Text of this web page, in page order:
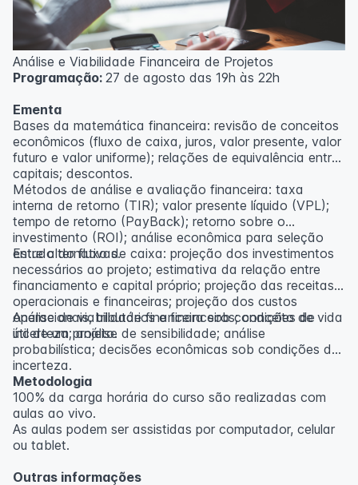
Análise e Viabilidade Financeira de Projetos
Programação: 27 de agosto das 19h às 22h
Ementa
Bases da matemática financeira: revisão de conceitos
econômicos (fluxo de caixa, juros, valor presente, valor
futuro e valor uniforme); relações de equivalência entre
capitais; descontos.
Métodos de análise e avaliação financeira: taxa
interna de retorno (TIR); valor presente líquido (VPL);
tempo de retorno (PayBack); retorno sobre o
investimento (ROI); análise econômica para seleção
entre alternativas.
Estudo do fluxo de caixa: projeção dos investimentos
necessários ao projeto; estimativa da relação entre
financiamento e capital próprio; projeção das receitas
operacionais e financeiras; projeção dos custos
operacionais, tributários e financeiros; conceito de vida
útil de um projeto.
Análise de viabilidade financeira sob condições de
incerteza; análise de sensibilidade; análise
probabilística; decisões econômicas sob condições de
incerteza.
Metodologia
100% da carga horária do curso são realizadas com
aulas ao vivo.
As aulas podem ser assistidas por computador, celular
ou tablet.
Outras informações